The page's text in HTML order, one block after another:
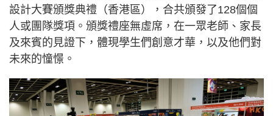
設計大賽頒獎典禮（香港區），合共頒發了128個個
人或團隊獎項。頒獎禮座無虛席，在一眾老師、家長
及來賓的見證下，體現學生們創意才華，以及他們對
未來的憧憬。